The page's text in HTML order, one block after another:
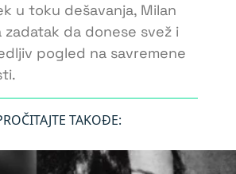
u toku dešavanja, Milan
zadatak da donese svež i
pogled na savremene
TAKOĐE: